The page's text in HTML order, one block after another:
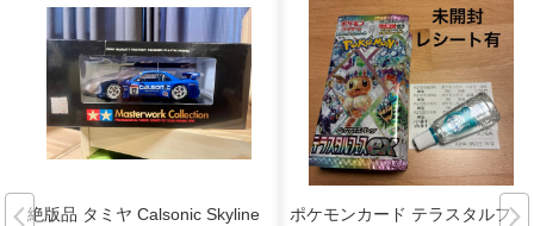
絶版品 タミヤ Calsonic Skyline
ポケモンカード テラスタルフェ